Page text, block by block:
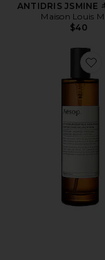
ANTIDRIS JSMINE
Maison Louis
$40